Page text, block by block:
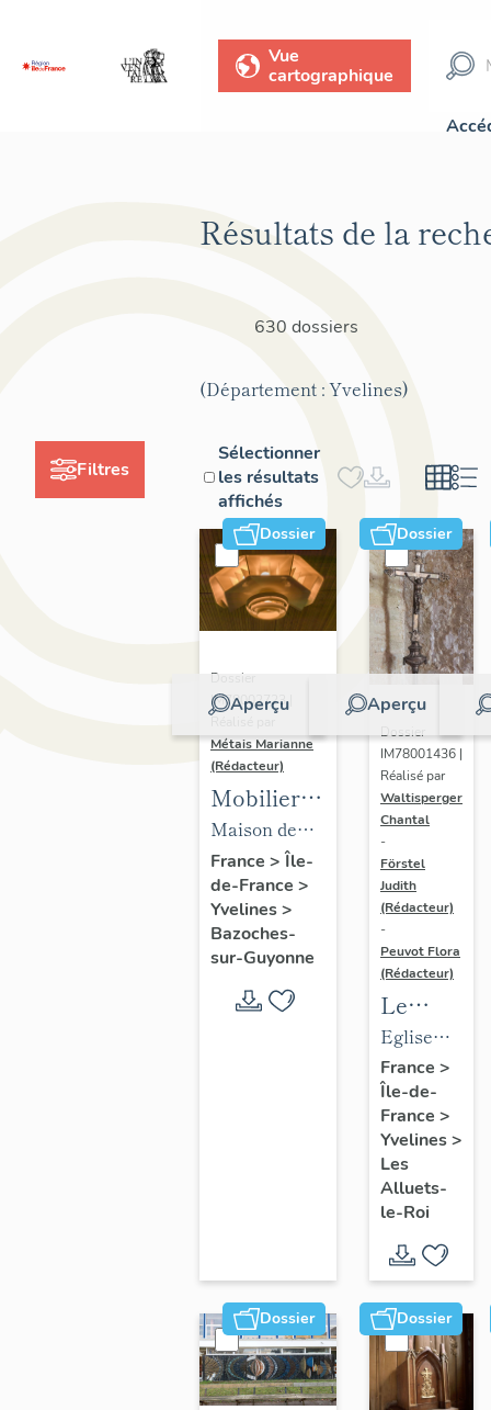
Vue
cartographique
Filtres
Résultats de la
630 dossiers
(Département : Yvelines)
Sélectionner
les résultats
affichés
Dossier
Aperçu
Dossier
IM78002723 |
Métais Marianne
(Rédacteur)
Mobilier
de la
maison
Louis
Carré
Maison de
villégiature
dite maison
Louis Carré
France > Île-
de-France >
Yvelines>
Bazoches-
sur-Guyonne
Dossier
Aperçu
Dossier
IM78001436 |
Réalisé par
Waltisperger
Chantal
-
Förstel
Judith
(Rédacteur)
-
Peuvot Flora
(Rédacteur)
Le
mobilier
de
l'église
Saint-
Nicolas
Eglise
paroissiale
Saint-
Nicolas
France >
Île-de-
France >
Yvelines>
Les
Alluets-
le-Roi
Dossier Dossier